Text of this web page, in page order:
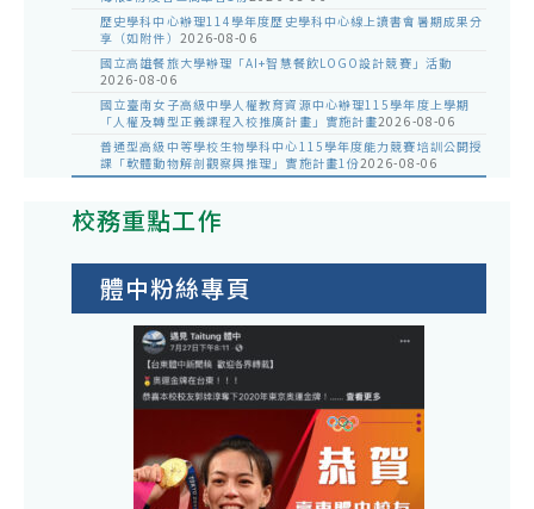
歷史學科中心辦理114學年度歷史學科中心線上讀書會暑期成果分
享（如附件） 2026-08-06
國立高雄餐旅大學辦理「AI+智慧餐飲LOGO設計競賽」活動
2026-08-06
國立臺南女子高級中學人權教育資源中心辦理115學年度上學期
「人權及轉型正義課程入校推廣計畫」實施計畫2026-08-06
普通型高級中等學校生物學科中心115學年度能力競賽培訓公開授
課「軟體動物解剖觀察與推理」實施計畫1份2026-08-06
校務重點工作
體中粉絲專頁